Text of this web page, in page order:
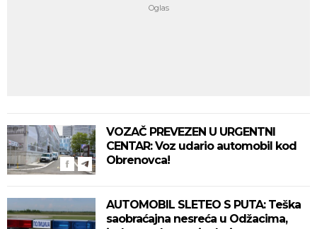
VOZAČ PREVEZEN U URGENTNI
CENTAR: Voz udario automobil kod
Obrenovca!
AUTOMOBIL SLETEO S PUTA: Teška
saobraćajna nesreća u Odžacima,